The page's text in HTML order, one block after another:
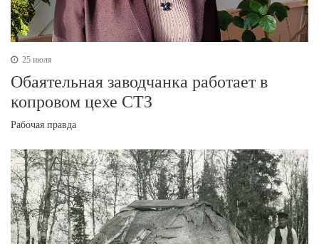
25 июля
Обаятельная заводчанка работает в
копровом цехе СТЗ
Рабочая правда